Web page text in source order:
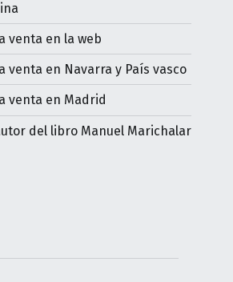
venta en la web
venta en Navarra y País vasco
venta en Madrid
del libro Manuel Marichalar